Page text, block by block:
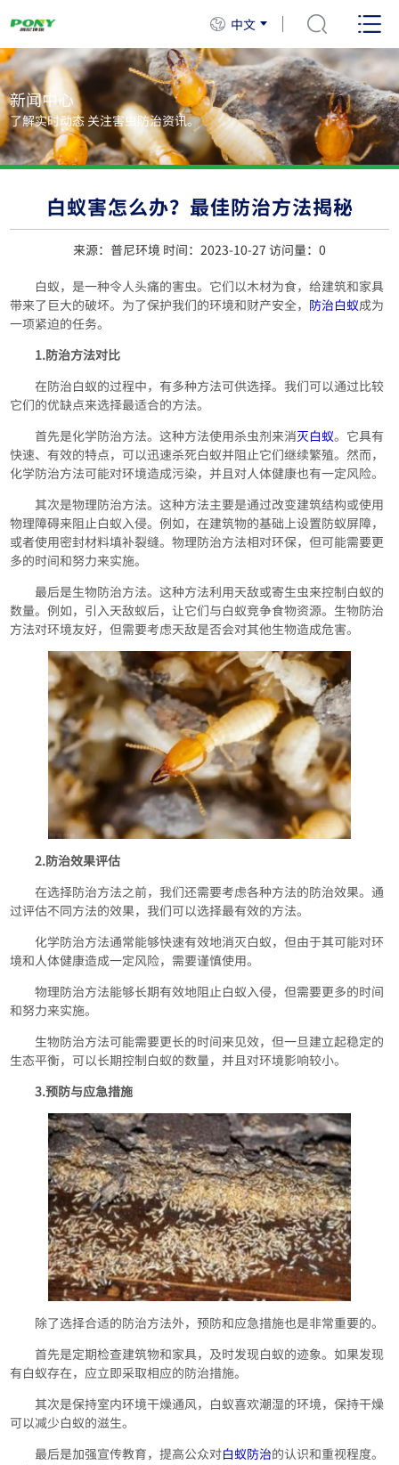
中文
新闻中心
了解实时动态 关注害虫防治资讯。
白蚁害怎么办？最佳防治方法揭秘
来源：普尼环境 时间：2023-10-27 访问量： 0
白蚁，是一种令人头痛的害虫。它们以木材为食，给建筑和家具
带来了巨大的破坏。为了保护我们的环境和财产安全， 防治白蚁成为
一项紧迫的任务。
1.防治方法对比
在防治白蚁的过程中，有多种方法可供选择。我们可以通过比较
它们的优缺点来选择最适合的方法。
首先是化学防治方法。这种方法使用杀虫剂来消灭白蚁。它具有
快速、有效的特点，可以迅速杀死白蚁并阻止它们继续繁殖。然而，
化学防治方法可能对环境造成污染，并且对人体健康也有一定风险。
其次是物理防治方法。这种方法主要是通过改变建筑结构或使用
物理障碍来阻止白蚁入侵。例如，在建筑物的基础上设置防蚁屏障，
或者使用密封材料填补裂缝。物理防治方法相对环保，但可能需要更
多的时间和努力来实施。
最后是生物防治方法。这种方法利用天敌或寄生虫来控制白蚁的
数量。例如，引入天敌蚁后，让它们与白蚁竞争食物资源。生物防治
方法对环境友好，但需要考虑天敌是否会对其他生物造成危害。
2.防治效果评估
在选择防治方法之前，我们还需要考虑各种方法的防治效果。通
过评估不同方法的效果，我们可以选择最有效的方法。
化学防治方法通常能够快速有效地消灭白蚁，但由于其可能对环
境和人体健康造成一定风险，需要谨慎使用。
物理防治方法能够长期有效地阻止白蚁入侵，但需要更多的时间
和努力来实施。
生物防治方法可能需要更长的时间来见效，但一旦建立起稳定的
生态平衡，可以长期控制白蚁的数量，并且对环境影响较小。
3.预防与应急措施
除了选择合适的防治方法外，预防和应急措施也是非常重要的。
首先是定期检查建筑物和家具，及时发现白蚁的迹象。如果发现
有白蚁存在，应立即采取相应的防治措施。
其次是保持室内环境干燥通风，白蚁喜欢潮湿的环境，保持干燥
可以减少白蚁的滋生。
最后是加强宣传教育，提高公众对白蚁防治的认识和重视程度。